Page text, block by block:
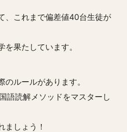
、これまで偏差値40台生徒が
果たしています。
ルールがあります。
語読解メソッドをマスターし
ましょう！